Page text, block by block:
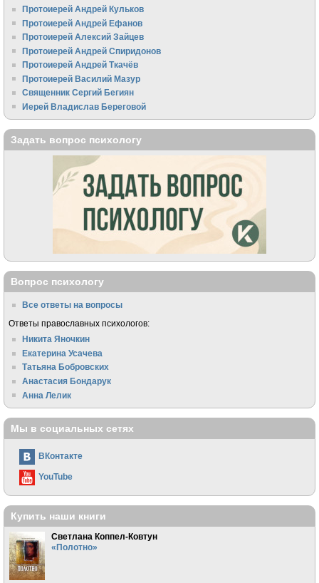
Протоиерей Андрей Кульков
Протоиерей Андрей Ефанов
Протоиерей Алексий Зайцев
Протоиерей Андрей Спиридонов
Протоиерей Андрей Ткачёв
Протоиерей Василий Мазур
Священник Сергий Бегиян
Иерей Владислав Береговой
Задать вопрос психологу
Вопрос психологу
Все ответы на вопросы
Ответы православных психологов:
Никита Яночкин
Екатерина Усачева
Татьяна Бобровских
Анастасия Бондарук
Анна Лелик
Мы в социальных сетях
ВКонтакте
YouTube
Купить наши книги
Светлана Коппел-Ковтун
«Полотно»